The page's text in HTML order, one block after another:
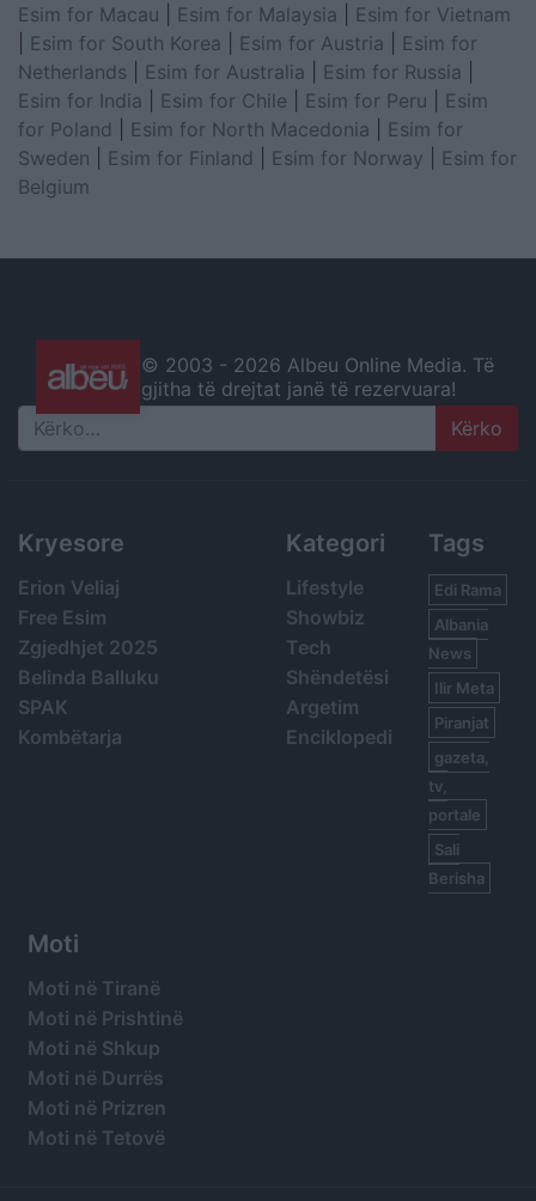
Esim for Macau
Esim for Malaysia
Esim for Vietnam
Esim for South Korea Esim for Austria
Esim for
Netherlands
Esim for Australia Esim for Russia
Esim for India
Esim for Chile Esim for Peru
Esim
for Poland
Esim for North Macedonia
Esim for
Sweden
Esim for Finland Esim for Norway
Esim for
Belgium
© 2003 - 2026 Albeu Online Media. Të
gjitha të drejtat janë të rezervuara!
Search
Kryesore
Erion Veliaj
Free Esim
Zgjedhjet 2025
Belinda Balluku
SPAK
Kombëtarja
Kategori
Lifestyle
Showbiz
Tech
Shëndetësi
Argetim
Enciklopedi
Tags
Edi Rama
Albania
News
Ilir Meta
Piranjat
gazeta,
tv,
portale
Sali
Berisha
Moti
Moti në Tiranë
Moti në Prishtinë
Moti në Shkup
Moti në Durrës
Moti në Prizren
Moti në Tetovë